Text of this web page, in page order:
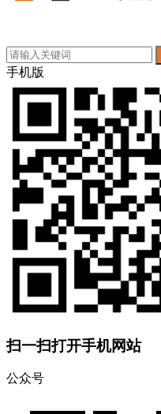
手机版
扫一扫打开手机网站
公众号